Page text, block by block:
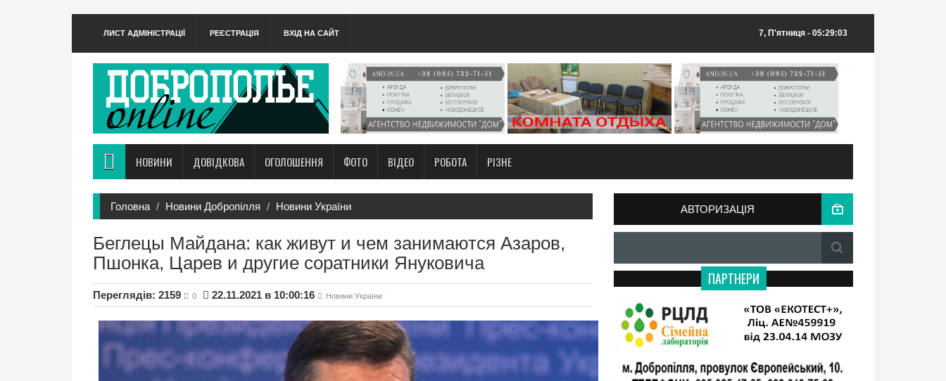
ЛИСТ АДМІНІСТРАЦІЇ РЕЄСТРАЦІЯ ВХІД НА САЙТ 7, П'ятниця - 05:29:03
НОВИНИ ДОВІДКОВА ОГОЛОШЕННЯ ФОТО ВІДЕО РОБОТА РІЗНЕ
Головна Новини Добропілля Новини України
Беглецы Майдана: как живут и чем занимаются Азаров,
Пшонка, Царев и другие соратники Януковича
Переглядів: 2159 0 22.11.2021 в 10:00:16 Новини України
АВТОРИЗАЦІЯ
ПАРТНЕРИ